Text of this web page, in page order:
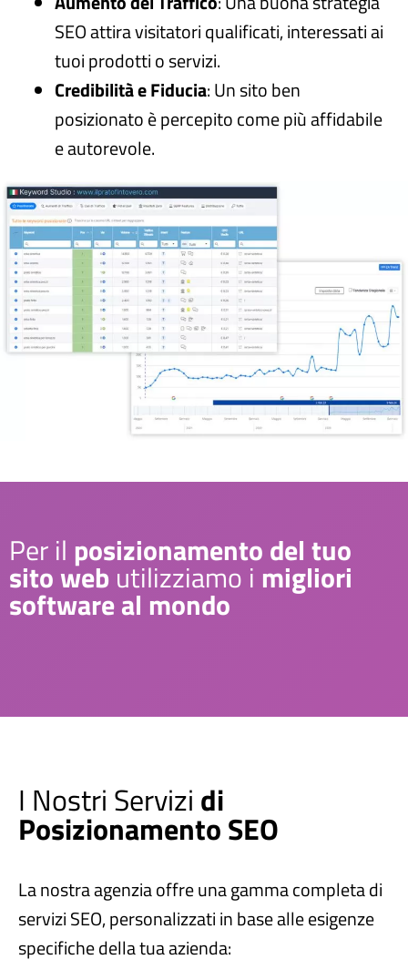
SEO attira visitatori qualificati, interessati ai
tuoi prodotti o servizi.
Credibilità e Fiducia: Un sito ben
posizionato è percepito come più affidabile
e autorevole.
Per il posizionamento del tuo
sito webutilizziamo i migliori
software al mondo
I Nostri Servizi di
Posizionamento SEO
La nostra agenzia offre una gamma completa di
servizi SEO, personalizzati in base alle esigenze
specifiche della tua azienda: